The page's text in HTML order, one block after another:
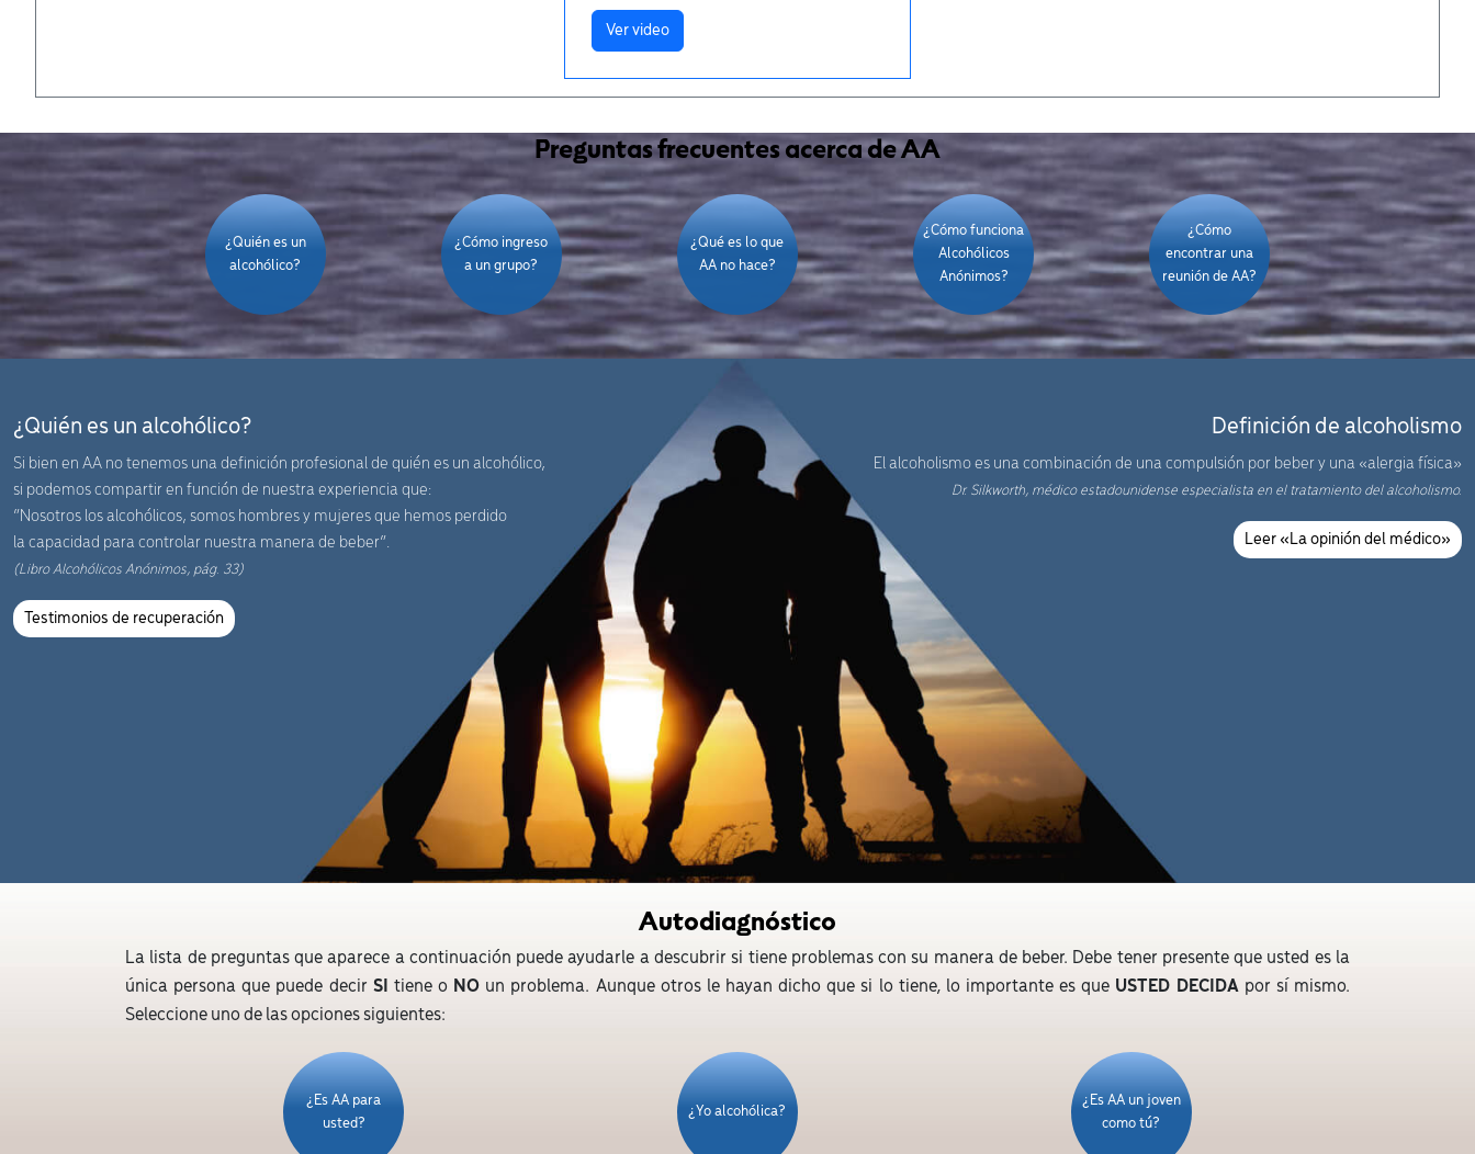
Ver video
Preguntas frecuentes acerca de AA
¿Quién es un
alcohólico?
¿Cómo ingreso
a un grupo?
¿Qué es lo que
AA no hace?
¿Cómo funciona
Alcohólicos
Anónimos?
¿Cómo
encontrar una
reunión de AA?
¿Quién es un alcohólico?
Si bien en AA no tenemos una definición profesional de quién es un alcohólico,
si podemos compartir en función de nuestra experiencia que:
“Nosotros los alcohólicos, somos hombres y mujeres que hemos perdido
la capacidad para controlar nuestra manera de beber”.
(Libro Alcohólicos Anónimos, pág. 33)
Testimonios de recuperación
Definición de alcoholismo
El alcoholismo es una combinación de una compulsión por beber y una «alergia física»
Dr. Silkworth, médico estadounidense especialista en el tratamiento del alcoholismo.
Leer «La opinión del médico»
Autodiagnóstico
La lista de preguntas que aparece a continuación puede ayudarle a descubrir si tiene problemas con su manera de beber. Debe tener presente que usted es la
única persona que puede decir SI tiene o NO un problema. Aunque otros le hayan dicho que si lo tiene, lo importante es que USTED DECIDApor sí mismo.
Seleccione uno de las opciones siguientes:
¿Es AA para
usted?
¿Yo alcohólica?
¿Es AA un joven
como tú?